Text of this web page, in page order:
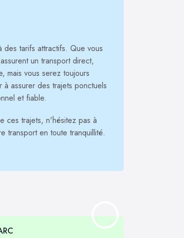
des tarifs attractifs. Que vous
un transport direct,
mais vous serez toujours
assurer des trajets ponctuels
et fiable.
ces trajets, n'hésitez pas à
transport en toute tranquillité.